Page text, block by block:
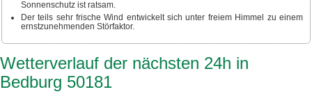
Sonnenschutz ist ratsam.
Der teils sehr frische Wind entwickelt sich unter freiem Himmel zu einem
ernstzunehmenden Störfaktor.
Wetterverlauf der nächsten 24h in
Bedburg 50181